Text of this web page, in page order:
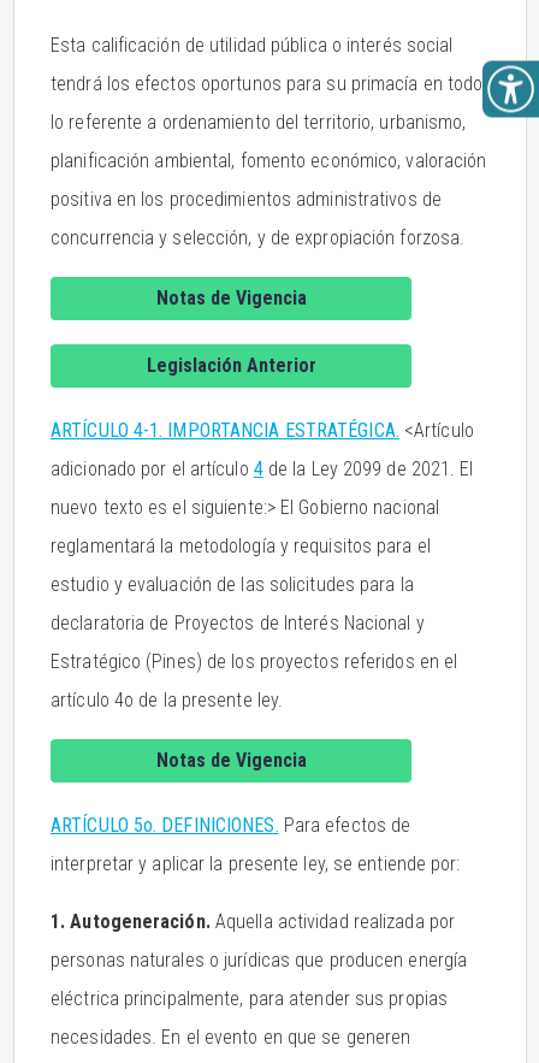
Esta calificación de utilidad pública o interés social
tendrá los efectos oportunos para su primacía en todo
lo referente a ordenamiento del territorio, urbanismo,
planificación ambiental, fomento económico, valoración
positiva en los procedimientos administrativos de
concurrencia y selección, y de expropiación forzosa.
Notas de Vigencia
Legislación Anterior
ARTÍCULO 4-1. IMPORTANCIA ESTRATÉGICA. <Artículo
adicionado por el artículo 4de la Ley 2099 de 2021. El
nuevo texto es el siguiente:> El Gobierno nacional
reglamentará la metodología y requisitos para el
estudio y evaluación de las solicitudes para la
declaratoria de Proyectos de Interés Nacional y
Estratégico (Pines) de los proyectos referidos en el
artículo 4o de la presente ley.
Notas de Vigencia
ARTÍCULO 5o. DEFINICIONES. Para efectos de
interpretar y aplicar la presente ley, se entiende por:
1. Autogeneración.Aquella actividad realizada por
personas naturales o jurídicas que producen energía
eléctrica principalmente, para atender sus propias
necesidades. En el evento en que se generen